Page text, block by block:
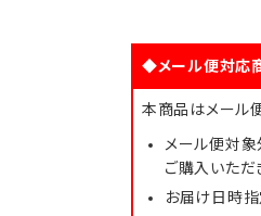
◆メール便対応
本商品はメール
メール便対
ご購入いただ
お届け日時指